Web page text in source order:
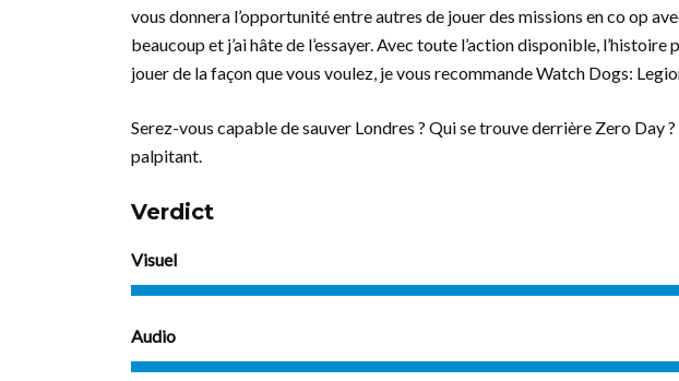
vous donnera l’opportunité entre autres de jouer des missions en co op
beaucoup et j’ai hâte de l’essayer. Avec toute l’action disponible,
jouer de la façon que vous voulez, je vous recommande Watch Dogs:
Serez-vous capable de sauver Londres ? Qui se trouve derrière Zero Day
palpitant.
Verdict
Visuel
Audio